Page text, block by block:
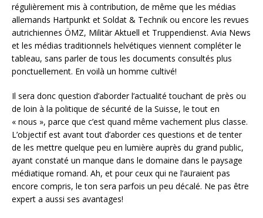
régulièrement mis à contribution, de même que les médias
allemands Hartpunkt et Soldat & Technik ou encore les revues
autrichiennes ÖMZ, Militär Aktuell et Truppendienst. Avia News
et les médias traditionnels helvétiques viennent compléter le
tableau, sans parler de tous les documents consultés plus
ponctuellement. En voilà un homme cultivé!
Il sera donc question d’aborder l’actualité touchant de près ou
de loin à la politique de sécurité de la Suisse, le tout en
« nous », parce que c’est quand même vachement plus classe.
L’objectif est avant tout d’aborder ces questions et de tenter
de les mettre quelque peu en lumière auprès du grand public,
ayant constaté un manque dans le domaine dans le paysage
médiatique romand. Ah, et pour ceux qui ne l’auraient pas
encore compris, le ton sera parfois un peu décalé. Ne pas être
expert a aussi ses avantages!